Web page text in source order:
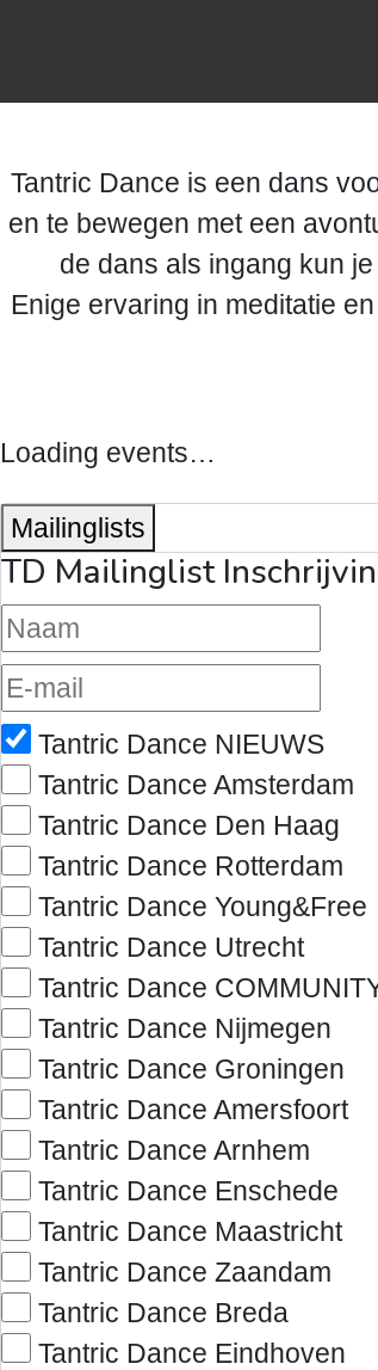
Tantric Dance is een dans
en te bewegen met een
de dans als ingang kun
Enige ervaring in meditatie
Loading events…
Mailinglists
TD Mailinglist
Tantric Dance NIEUWS
Tantric Dance Amsterdam
Tantric Dance Den Haag
Tantric Dance Rotterdam
Tantric Dance Young&Free
Tantric Dance Utrecht
Tantric Dance
Tantric Dance Nijmegen
Tantric Dance Groningen
Tantric Dance Amersfoort
Tantric Dance Arnhem
Tantric Dance Enschede
Tantric Dance Maastricht
Tantric Dance Zaandam
Tantric Dance Breda
Tantric Dance Eindhoven